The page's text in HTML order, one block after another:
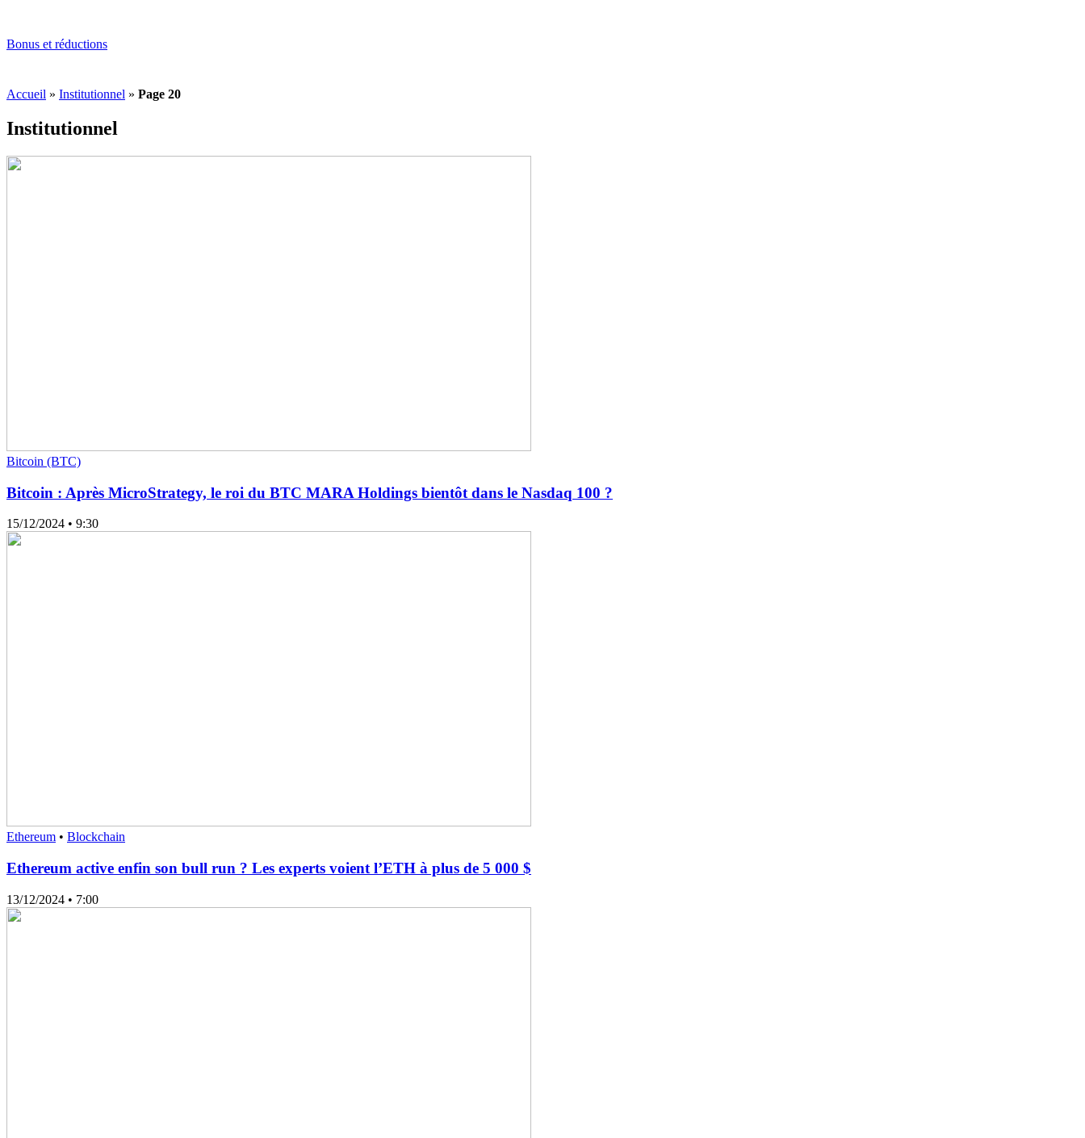
Bonus et réductions
Accueil » Institutionnel » Page 20
Institutionnel
Bitcoin (BTC)
Bitcoin : Après MicroStrategy, le roi du BTC MARA Holdings bientôt dans le Nasdaq 100 ?
15/12/2024 • 9:30
Ethereum • Blockchain
Ethereum active enfin son bull run ? Les experts voient l’ETH à plus de 5 000 $
13/12/2024 • 7:00